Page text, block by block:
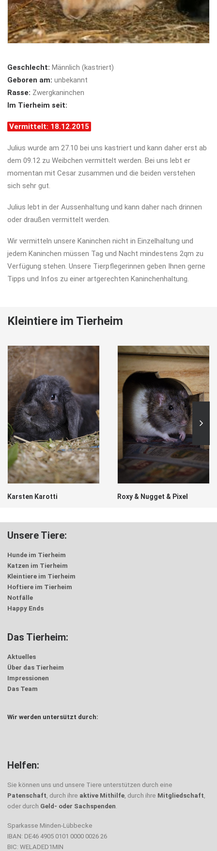
Geschlecht: Männlich (kastriert)
Geboren am: unbekannt
Rasse: Zwergkaninchen
Im Tierheim seit:
Vermittelt: 18.12.2015
Julius wurde am 27.10 bei uns kastriert und kann daher erst ab
dem 09.12 zu Weibchen vermittelt werden. Bei uns lebt er
momentan mit Cesar zusammen und die beiden verstehen
sich sehr gut.
Julius lebt in der Aussenhaltung und kann daher nach drinnen
oder draußen vermittelt werden.
Wir vermitteln unsere Kaninchen nicht in Einzelhaltung und
jedem Kaninchen müssen Tag und Nacht mindestens 2qm zu
Verfügung stehen. Unsere Tierpflegerinnen geben Ihnen gerne
Tipps und Infos zu einer artgerechten Kaninchenhaltung.
Kleintiere im Tierheim
Karsten Karotti Roxy & Nugget & Pixel
Unsere Tiere:
Hunde im Tierheim
Katzen im Tierheim
Kleintiere im Tierheim
Hoftiere im Tierheim
Notfälle
Happy Ends
Das Tierheim:
Aktuelles
Über das Tierheim
Impressionen
Das Team
Wir werden untersützt durch:
Helfen:
Sie können uns und unsere Tiere unterstützen durch eine
Patenschaft, durch ihre aktive Mithilfe, durch ihre Mitgliedschaft,
oder durch Geld- oder Sachspenden.
Sparkasse Minden-Lübbecke
IBAN: DE46 4905 0101 0000 0026 26
BIC: WELADED1MIN